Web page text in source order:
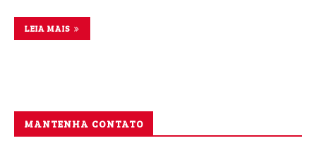
LEIA MAIS
MANTENHA CONTATO